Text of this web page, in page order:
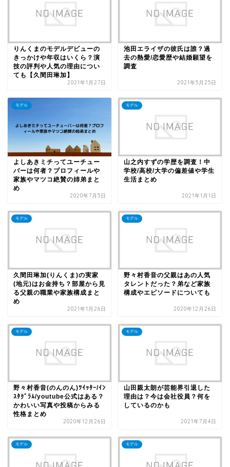
りんくまのモデルデビューの
きっかけや年収はいくら？演
技の評判や人気の理由につい
ても【久間田琳加】
2021年1月27日
池田エライザの彼氏は誰？過
去の熱愛/恋愛歴や結婚願望を
調査
2021年5月25日
モデル
よしあきミチってユーチュー
バーは何者？プロフィールや
家族やマツコ絶賛の姉弟まと
め
2020年7月5日
モデル
山之内すずの学歴を調査！中
学校/高校/大学の偏差値や学生
生活まとめ
2021年1月1日
モデル
久間田琳加(りんくま)の実家
(地元)はお金持ち？部屋から見
る父親の職業や家族構成まと
め
2021年1月26日
モデル
野々村香音の父親はあの人気
タレントだった？弟など家族
構成やエピソードについても
2020年12月26日
モデル
野々村香音(のんのん)ﾂｲｯﾀｰ/ｲﾝ
ｽﾀｸﾞﾗﾑ/youtube公式はある？
かわいい写真や投稿からみる
性格まとめ
2020年12月26日
モデル
山田親太朗が芸能界引退した
理由は？今は会社役員？何を
しているのかも
2021年7月4日
モデル モデル